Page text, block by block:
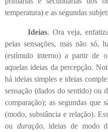
temperatura) e as segundas
Ideias. Ora veja,
pelas sensações, mas não só,
(estímulo interno) a partir de
aquelas ideias da percepção.
há ideias simples e ideias
sensação (dados do sentido) ou
comparação); as segundas que
(modo, substância e relação).
ou duração, ideias de modo